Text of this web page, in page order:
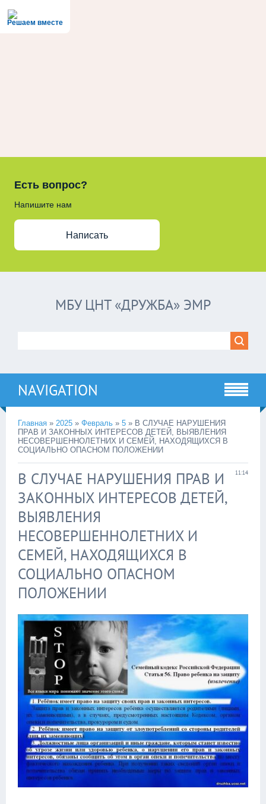
Решаем вместе
Есть вопрос?
Напишите нам
Написать
МБУ ЦНТ «ДРУЖБА» ЭМР
NAVIGATION
Главная » 2025 » Февраль » 5 » В СЛУЧАЕ НАРУШЕНИЯ
ПРАВ И ЗАКОННЫХ ИНТЕРЕСОВ ДЕТЕЙ, ВЫЯВЛЕНИЯ
НЕСОВЕРШЕННОЛЕТНИХ И СЕМЕЙ, НАХОДЯЩИХСЯ В
СОЦИАЛЬНО ОПАСНОМ ПОЛОЖЕНИИ
11:14
В СЛУЧАЕ НАРУШЕНИЯ ПРАВ И
ЗАКОННЫХ ИНТЕРЕСОВ ДЕТЕЙ,
ВЫЯВЛЕНИЯ
НЕСОВЕРШЕННОЛЕТНИХ И
СЕМЕЙ, НАХОДЯЩИХСЯ В
СОЦИАЛЬНО ОПАСНОМ
ПОЛОЖЕНИИ